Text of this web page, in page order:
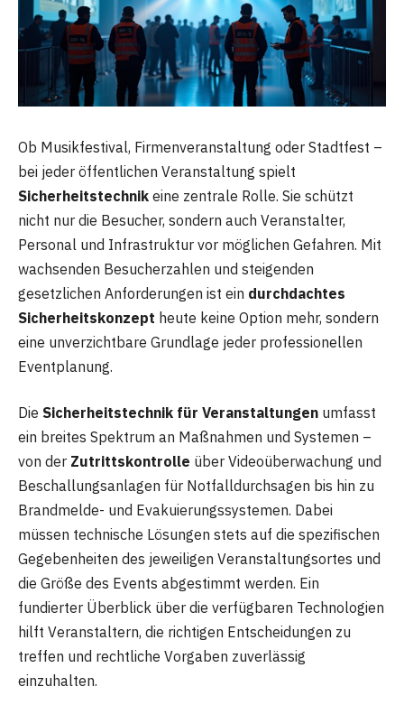
Ob Musikfestival, Firmenveranstaltung oder Stadtfest –
bei jeder öffentlichen Veranstaltung spielt
Sicherheitstechnik eine zentrale Rolle. Sie schützt
nicht nur die Besucher, sondern auch Veranstalter,
Personal und Infrastruktur vor möglichen Gefahren. Mit
wachsenden Besucherzahlen und steigenden
gesetzlichen Anforderungen ist ein durchdachtes
Sicherheitskonzept heute keine Option mehr, sondern
eine unverzichtbare Grundlage jeder professionellen
Eventplanung.
Die Sicherheitstechnik für Veranstaltungen umfasst
ein breites Spektrum an Maßnahmen und Systemen –
von der Zutrittskontrolle über Videoüberwachung und
Beschallungsanlagen für Notfalldurchsagen bis hin zu
Brandmelde- und Evakuierungssystemen. Dabei
müssen technische Lösungen stets auf die spezifischen
Gegebenheiten des jeweiligen Veranstaltungsortes und
die Größe des Events abgestimmt werden. Ein
fundierter Überblick über die verfügbaren Technologien
hilft Veranstaltern, die richtigen Entscheidungen zu
treffen und rechtliche Vorgaben zuverlässig
einzuhalten.